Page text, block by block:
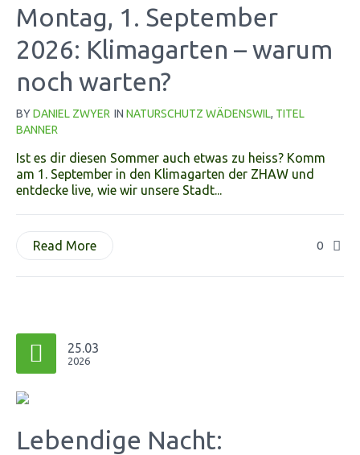
Montag, 1. September
2026: Klimagarten – warum
noch warten?
BYDANIEL ZWYER IN NATURSCHUTZ WÄDENSWIL, TITEL
BANNER
Ist es dir diesen Sommer auch etwas zu heiss? Komm
am 1. September in den Klimagarten der ZHAW und
entdecke live, wie wir unsere Stadt...
0
Read More
25.03
2026
Lebendige Nacht: